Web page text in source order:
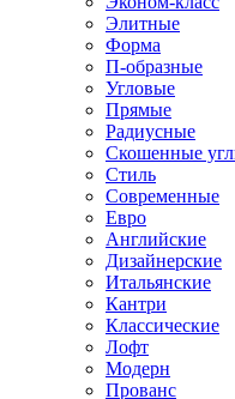
Элитные
Форма
П-образные
Угловые
Прямые
Радиусные
Скошенные
Стиль
Современные
Евро
Английские
Дизайнерские
Итальянские
Кантри
Классические
Лофт
Модерн
Прованс